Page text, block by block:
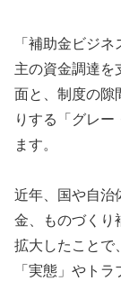
「補助金ビジ
主の資金調達を
面と、制度の隙
りする「グレー
ます。
近年、国や自治
金、ものづくり
拡大したことで
「実態」やト